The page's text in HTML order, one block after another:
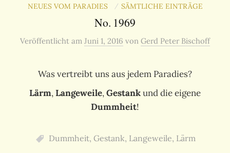
NEUES VOM PARADIES / SÄMTLICHE EINTRÄGE
No. 1969
Veröffentlicht am Juni 1, 2016 von Gerd Peter Bischoff
Was vertreibt uns aus jedem Paradies?
Lärm,Langeweile,Gestankund die eigene
Dummheit!
Dummheit, Gestank, Langeweile, Lärm